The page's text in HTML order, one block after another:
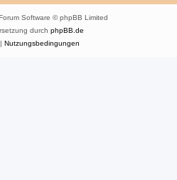
Software © phpBB Limited
durch phpBB.de
Nutzungsbedingungen